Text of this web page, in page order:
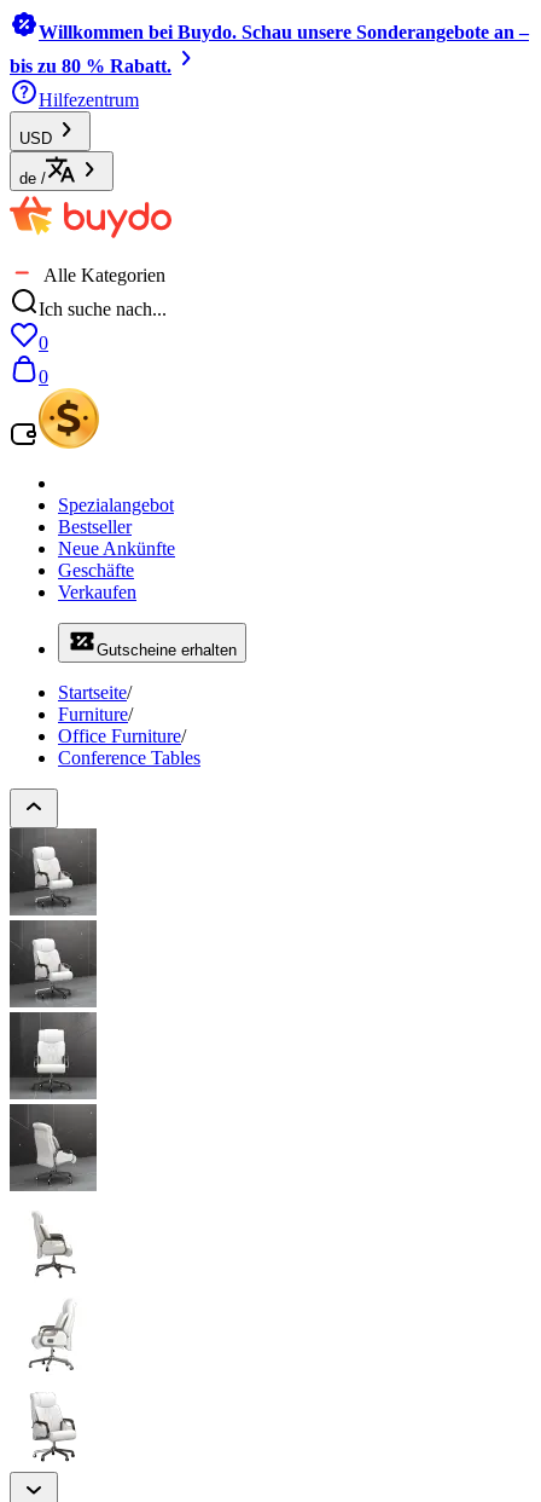
Willkommen bei Buydo. Schau unsere Sonderangebote an –
bis zu 80 % Rabatt.
Hilfezentrum
USD
de /
Alle Kategorien
Ich suche nach...
0
0
Spezialangebot
Bestseller
Neue Ankünfte
Geschäfte
Verkaufen
Gutscheine erhalten
Startseite/
Furniture/
Office Furniture/
Conference Tables